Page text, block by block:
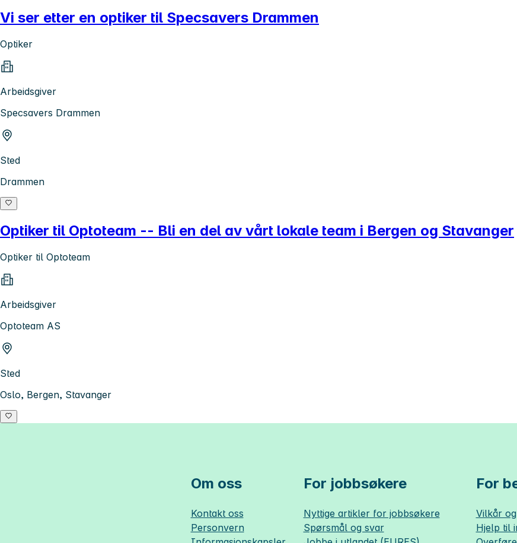
Vi ser etter en optiker til Specsavers Drammen
Optiker
Arbeidsgiver
Specsavers Drammen
Sted
Drammen
Optiker til Optoteam -- Bli en del av vårt lokale team i Bergen og Stavanger
Optiker til Optoteam
Arbeidsgiver
Optoteam AS
Sted
Oslo, Bergen, Stavanger
Om oss
Kontakt oss
Personvern
For jobbsøkere
Nyttige artikler for jobbsøkere
Spørsmål og svar
For
Vilkår
Hjelp til